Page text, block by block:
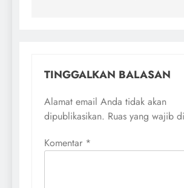
TINGGALKAN BALASAN
Alamat email Anda tidak akan
dipublikasikan. Ruas yang wajib
Komentar *